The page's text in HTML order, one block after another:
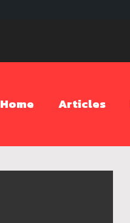
Home Articles